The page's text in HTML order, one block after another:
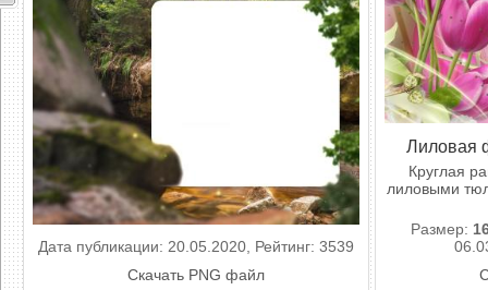
Дата публикации: 20.05.2020, Рейтинг: 3539
Скачать PNG файл
Лиловая
Круглая
лиловыми
Размер: